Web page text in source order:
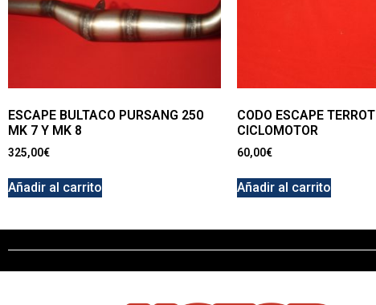
ESCAPE BULTACO PURSANG 250
MK 7 Y MK 8
325,00€
Añadir al carrito
CODO ESCAPE TERROT
CICLOMOTOR
60,00€
Añadir al carrito